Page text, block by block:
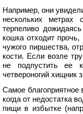
Например, они
нескольких
терпеливо
кошка отходит
чужого пиршества,
кости. Если возле
не подпустить
четвероногий хищник
Самое
когда от недостатка
пищи в избытке